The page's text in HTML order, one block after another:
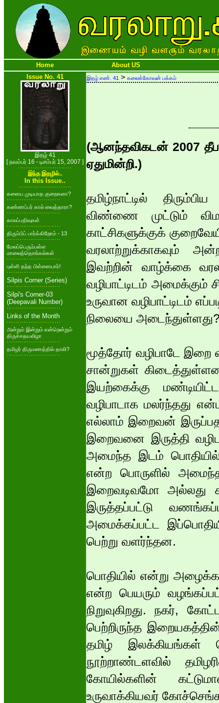
Home
About US
Issue No. 41
இதழ் 41
[ நவம்பர் 16 - டிசம்பர் 15, 2007 ]
இந்த இதழில்..
In this Issue..
களைய முடியாத குறைகளா?
கண்ணப்பர் கால் வைத்தாரா?
காலப்பதிவுகள்
திரும்பிப் பார்க்கிறோம் - 13
மேலப்பெரும்பள்ள
மாலைத்தொங்கல்கள்
புள்ளி தந்த பிள்ளையார்!
Silpis Corner (Series)
Silpi's Corner-03
(Deepavali Number)
Links of the Month
அன்றும் இன்றும் என்றென்றும்
திருச்சதயவிழா
தமிழர் திருமணத்தில் தாலி?
இதழ் எண். 41 > கலைக்கோவன் பக்கம்
(ஆனந்தவிகடன் 2007
ஏதுமின்றி.)
தமிழ்நாட்டில்
விண்ணை முட்டும்
காட்சிகளுக்குக்
வரலாற்றுக்காகவும்
இவற்றின் வாழ்க்கை
வழிபாட்டிடம்
உருவான வழிபாட்டிடம்
நிலையை
மூத்தோர் வழிபாடே இறை
சான்றுகள்
இயற்கைக்கு
வழிபாடாக மலர்ந்தது
எல்லாம் இறைவன்
இறைவனை இருத்தி
அமைந்த இடம்
என்ற பொருளில்
இறைவடிவமோ அல்லது
இருத்தப்பட்டு
அமைக்கப்பட்ட
பெற்று வளர்ந்தன.
பொதியில் என்று
என்ற பெயரும்
நிறுவுகிறது. நகர்,
பெற்றிருந்த
தமிழ் இலக்கியங்கள்
நூற்றாண்டளவில்
கோயில்களின்
உருவாக்கியவர்